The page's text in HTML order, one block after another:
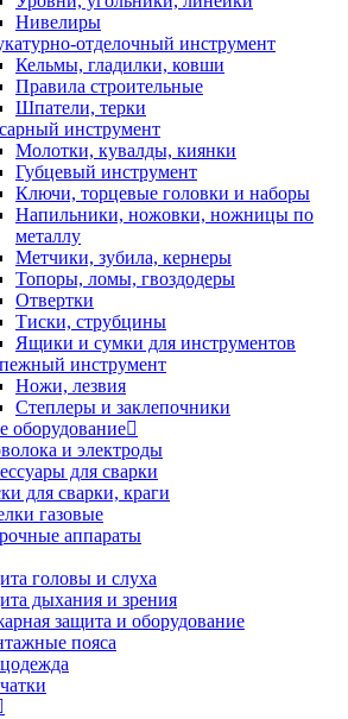
Нивелиры
отделочный инструмент
Кельмы, гладилки, ковши
Правила строительные
Шпатели, терки
инструмент
Молотки, кувалды, киянки
Губцевый инструмент
Ключи, торцевые головки и наборы
Напильники, ножовки, ножницы по
металлу
Метчики, зубила, кернеры
Топоры, ломы, гвоздодеры
Отвертки
Тиски, струбцины
Ящики и сумки для инструментов
инструмент
Ножи, лезвия
Степлеры и заклепочники
оборудование
и электроды
для сварки
для сварки, краги
газовые
аппараты
головы и слуха
дыхания и зрения
защита и оборудование
пояса